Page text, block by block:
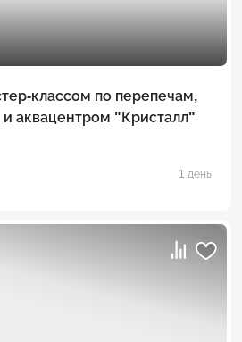
классом по перепечам,
и аквацентром "Кристалл"
1 день